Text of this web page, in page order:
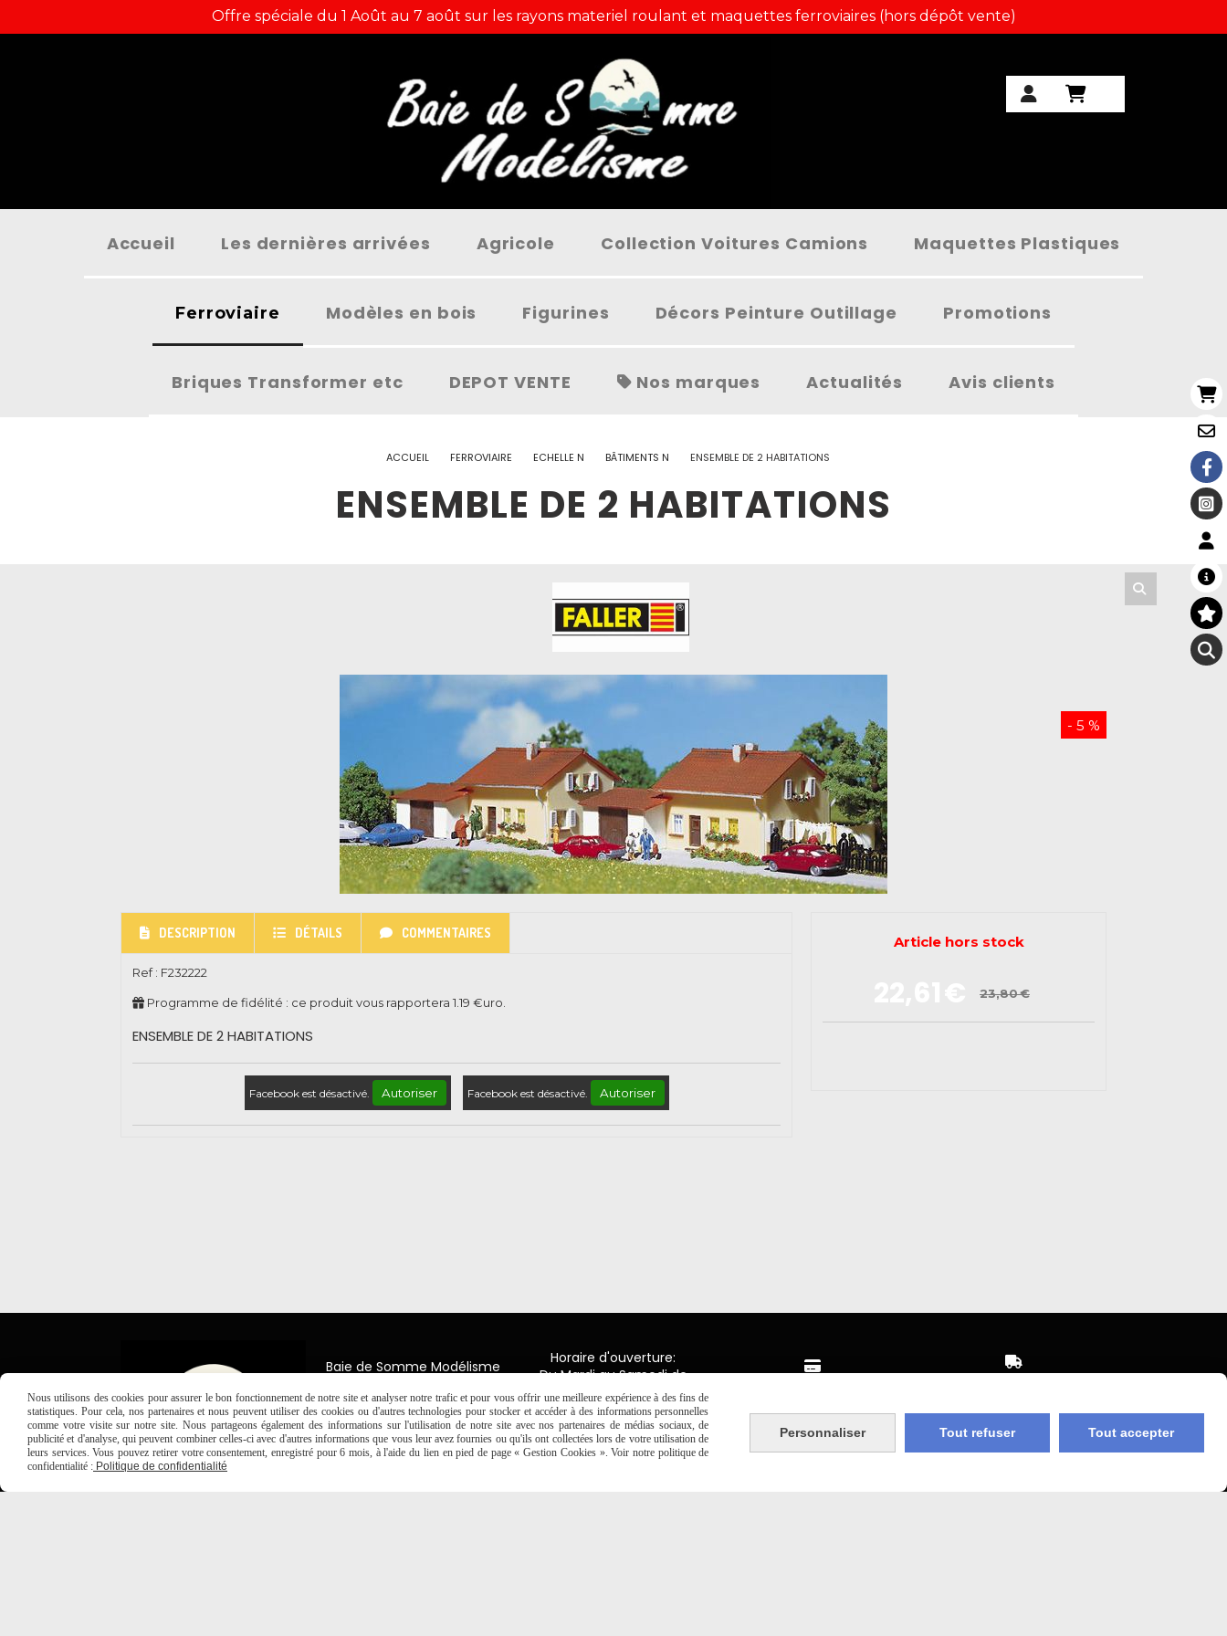
Offre spéciale du 1 Août au 7 août sur les rayons materiel roulant et maquettes ferroviaires (hors dépôt vente)
Accueil Les dernières arrivées Agricole Collection Voitures Camions Maquettes Plastiques
Ferroviaire Modèles en bois Figurines Décors Peinture Outillage Promotions
Briques Transformer etc DEPOT VENTE Nos marques Actualités Avis clients
ACCUEIL FERROVIAIRE ECHELLE N BÂTIMENTS N ENSEMBLE DE 2 HABITATIONS
ENSEMBLE DE 2 HABITATIONS
- 5 %
23,80€
Article hors stock
DESCRIPTION DÉTAILS COMMENTAIRES
Ref : F232222
Programme de fidélité : ce produit vous rapportera 1.19 €uro.
ENSEMBLE DE 2 HABITATIONS
Facebook est désactivé. Autoriser Facebook est désactivé. Autoriser
Baie de Somme Modélisme
7 Place Jean de Luxembourg
80150 Crécy en Ponthieu
 03 22 20 06 19
Horaire d'ouverture:
Du Mardi au Samedi de
9H00 - 12H30 / 14H00-18H30

CB Crédit Agricole

jours ouvrés
Frais de port (5€50)
Nous utilisons des cookies pour assurer le bon fonctionnement de notre site et analyser notre trafic et pour vous offrir une meilleure expérience à des fins de
statistiques. Pour cela, nos partenaires et nous peuvent utiliser des cookies ou d'autres technologies pour stocker et accéder à des informations personnelles
comme votre visite sur notre site. Nous partageons également des informations sur l'utilisation de notre site avec nos partenaires de médias sociaux, de
publicité et d'analyse, qui peuvent combiner celles-ci avec d'autres informations que vous leur avez fournies ou qu'ils ont collectées lors de votre utilisation de
leurs services. Vous pouvez retirer votre consentement, enregistré pour 6 mois, à l'aide du lien en pied de page « Gestion Cookies ». Voir notre politique de
confidentialité : Politique de confidentialité
Personnaliser Tout refuser Tout accepter